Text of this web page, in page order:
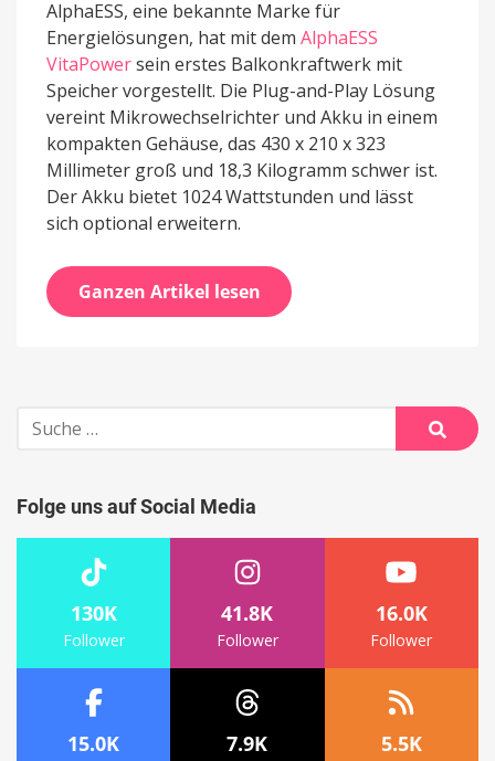
AlphaESS, eine bekannte Marke für
Energielösungen, hat mit dem AlphaESS
VitaPowersein erstes Balkonkraftwerk mit
Speicher vorgestellt. Die Plug-and-Play Lösung
vereint Mikrowechselrichter und Akku in einem
kompakten Gehäuse, das 430 x 210 x 323
Millimeter groß und 18,3 Kilogramm schwer ist.
Der Akku bietet 1024 Wattstunden und lässt
sich optional erweitern.
Ganzen Artikel lesen
Suche
nach:
Suche
Folge uns auf Social Media
130K
Follower
41.8K
Follower
16.0K
Follower
15.0K 7.9K 5.5K